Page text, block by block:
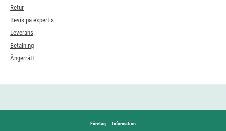
Retur
Bevis på expertis
Leverans
Betalning
Ångerrätt
Företag Information